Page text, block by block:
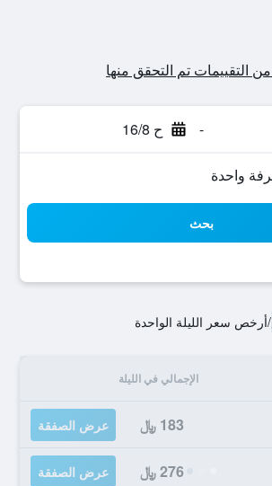
- ح 16/8
بحث
/أرخص سعر الليلة الواحدة
الإجمالي في الليلة
183 ﷼ عرض الصفقة
276 ﷼ عرض الصفقة